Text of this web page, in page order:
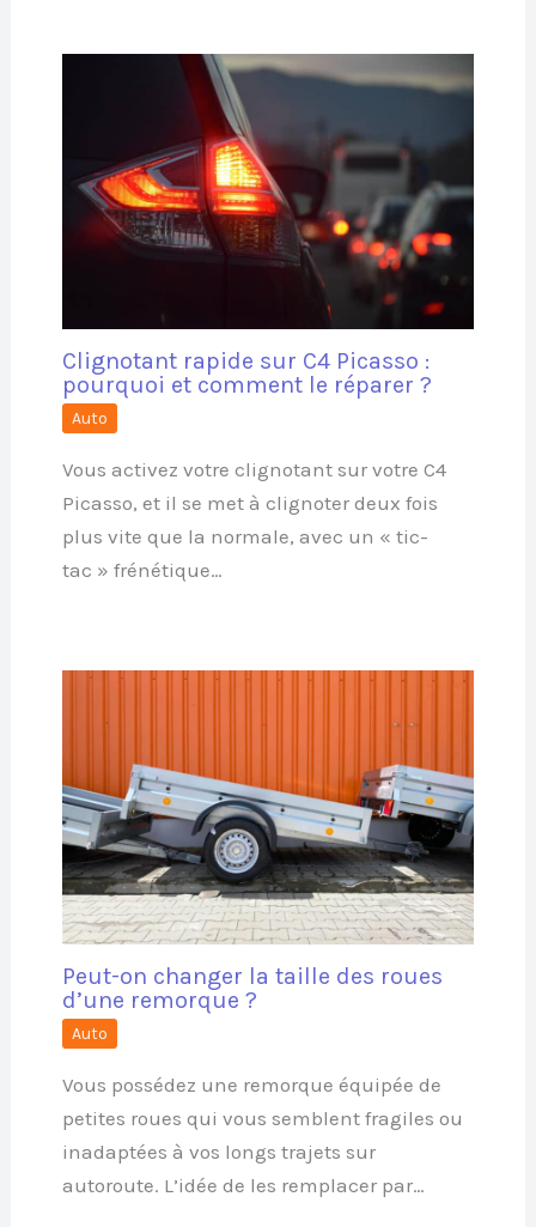
Clignotant rapide sur C4 Picasso :
pourquoi et comment le réparer ?
Auto
Vous activez votre clignotant sur votre C4
Picasso, et il se met à clignoter deux fois
plus vite que la normale, avec un « tic-
tac » frénétique…
Peut-on changer la taille des roues
d’une remorque ?
Auto
Vous possédez une remorque équipée de
petites roues qui vous semblent fragiles ou
inadaptées à vos longs trajets sur
autoroute. L’idée de les remplacer par…